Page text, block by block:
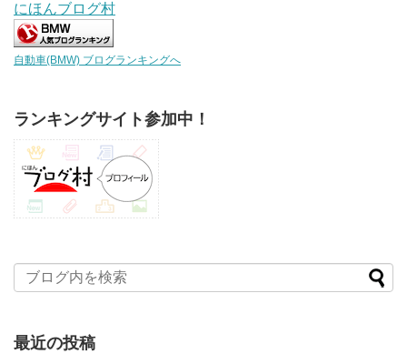
にほんブログ村
自動車(BMW) ブログランキングへ
ランキングサイト参加中！
最近の投稿